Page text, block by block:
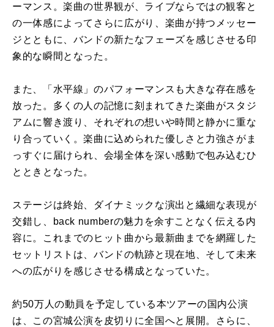
ーマンス。楽曲の世界観が、ライブならではの観客と
の一体感によってさらに広がり、楽曲が持つメッセー
ジとともに、バンドの新たなフェーズを感じさせる印
象的な瞬間となった。
また、「水平線」のパフォーマンスも大きな存在感を
放った。多くの人の記憶に刻まれてきた楽曲がスタジ
アムに響き渡り、それぞれの想いや時間と静かに重な
り合っていく。楽曲に込められた優しさと力強さがま
っすぐに届けられ、会場全体を深い感動で包み込むひ
とときとなった。
ステージは終始、ダイナミックな演出と繊細な表現が
交錯し、back numberの魅力を余すことなく伝える内
容に。これまでのヒット曲から最新曲までを網羅した
セットリストは、バンドの軌跡と現在地、そして未来
への広がりを感じさせる構成となっていた。
約50万人の動員を予定している本ツアーの国内公演
は、この宮城公演を皮切りに全国へと展開。さらに、